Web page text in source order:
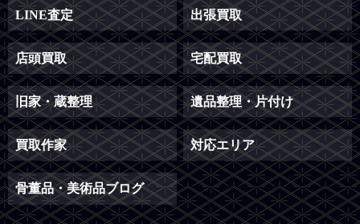
LINE査定 出張買取
店頭買取 宅配買取
旧家・蔵整理 遺品整理・片付け
買取作家 対応エリア
骨董品・美術品ブログ